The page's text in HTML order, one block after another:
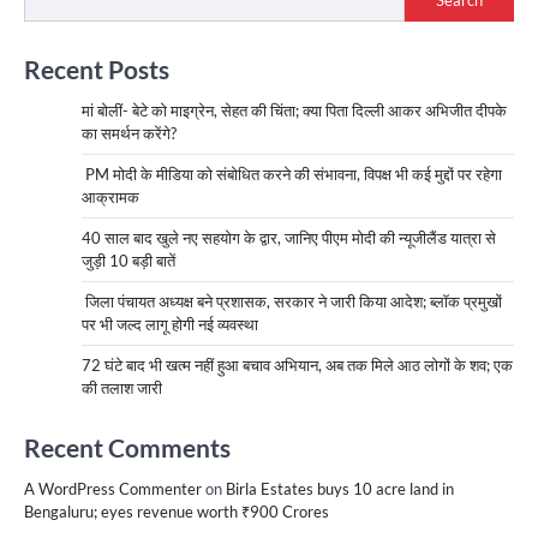
Recent Posts
मां बोलीं- बेटे को माइग्रेन, सेहत की चिंता; क्या पिता दिल्ली आकर अभिजीत दीपके
का समर्थन करेंगे?
PM मोदी के मीडिया को संबोधित करने की संभावना, विपक्ष भी कई मुद्दों पर रहेगा
आक्रामक
40 साल बाद खुले नए सहयोग के द्वार, जानिए पीएम मोदी की न्यूजीलैंड यात्रा से
जुड़ी 10 बड़ी बातें
जिला पंचायत अध्यक्ष बने प्रशासक, सरकार ने जारी किया आदेश; ब्लॉक प्रमुखों
पर भी जल्द लागू होगी नई व्यवस्था
72 घंटे बाद भी खत्म नहीं हुआ बचाव अभियान, अब तक मिले आठ लोगों के शव; एक
की तलाश जारी
Recent Comments
A WordPress Commenteron Birla Estates buys 10 acre land in
Bengaluru; eyes revenue worth ₹900 Crores